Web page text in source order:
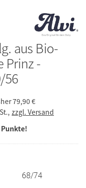
aus Bio-
Prinz -
56
79,90 €
zzgl. Versand
Punkte!
68/74